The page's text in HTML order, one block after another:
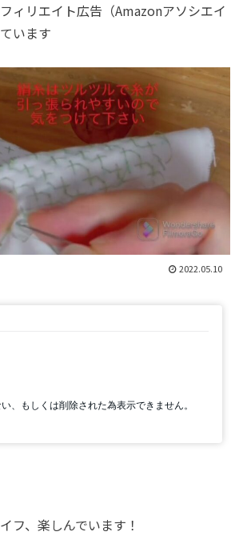
ィリエイト広告（Amazonアソシエイ
います
2022.05.10
フ、楽しんでいます！